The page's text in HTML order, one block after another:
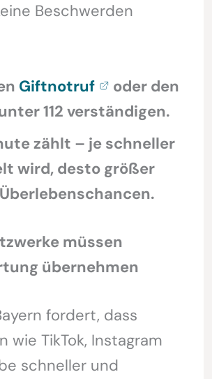
Beschwerden
Giftnotruf
oder den
112 verständigen.
zählt – je schneller
wird, desto größer
müssen
übernehmen
fordert, dass
wie TikTok, Instagram
schneller und